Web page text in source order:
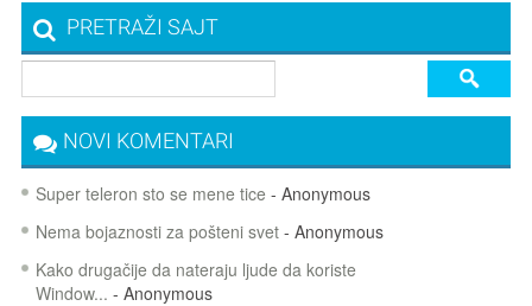
PRETRAŽI SAJT
NOVI KOMENTARI
Super teleron sto se mene tice - Anonymous
Nema bojaznosti za pošteni svet- Anonymous
Kako drugačije da nateraju ljude da koriste
Window... - Anonymous